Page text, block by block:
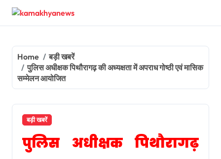
Skip
content
Home
बड़ी खबरें
पुलिस अधीक्षक पिथौरागढ़ की अध्यक्षता में अपराध गोष्ठी एवं मासिक
सम्मेलन आयोजित
बड़ी खबरें
पुलिस अधीक्षक पिथौरागढ़